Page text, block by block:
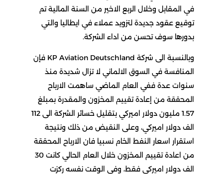
في المقابل وخلال الربع الاخير من السنة المالية تم
توقيع عقود جديدة لتزويد عملاء في ايطاليا والتي
بدورها سوف تحسن من اداء الشركة.
وبالنسبة الى شركة KP Aviation Deutschland فإن
المنافسة في السوق الالماني لا تزال شديدة منذ
سنوات عدة ففي العام الماضي ساهمت الارباح
المحققة من إعادة تقييم المخزون والمقدرة بمبلغ
1.57 مليون دولار اميركي بتقليل خسائر الشركة الى 112
الف دولار اميركي، وعلى النقيض من ذلك ونتيجة
استقرار اسعار النفط الخام نسبيا فان الارباح المحققة
من اعادة تقييم المخزون خلال العام الحالي كانت 30
الف دولار اميركي فقط، وفي الوقت نفسه ركزت